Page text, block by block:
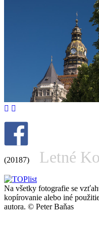
(20187) Letné
Na všetky fotografie se
kopírovanie alebo iné
autora. © Peter Baňas